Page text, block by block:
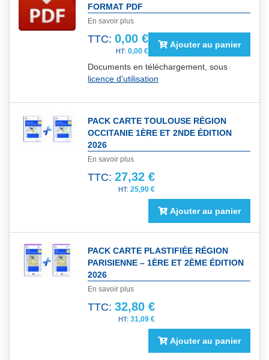
FORMAT PDF
En savoir plus
TTC: 0,00 €
0,00 €
Ajouter au panier
Documents en téléchargement, sous
licence d'utilisation
PACK CARTE TOULOUSE RÉGION
OCCITANIE 1ÈRE ET 2NDE ÉDITION
2026
En savoir plus
TTC: 27,32 €
25,90 €
Ajouter au panier
PACK CARTE PLASTIFIÉE RÉGION
PARISIENNE – 1ÈRE ET 2ÈME ÉDITION
2026
En savoir plus
TTC: 32,80 €
31,09 €
Ajouter au panier